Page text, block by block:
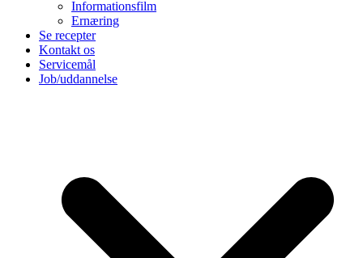
Informationsfilm
Ernæring
Se recepter
Kontakt os
Servicemål
Job/uddannelse